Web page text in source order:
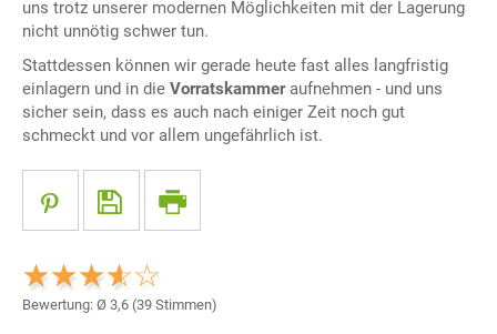
uns trotz unserer modernen Möglichkeiten mit der Lagerung
nicht unnötig schwer tun.
Stattdessen können wir gerade heute fast alles langfristig
einlagern und in die Vorratskammer aufnehmen - und uns
sicher sein, dass es auch nach einiger Zeit noch gut
schmeckt und vor allem ungefährlich ist.
Bewertung: Ø 3,6 (39 Stimmen)